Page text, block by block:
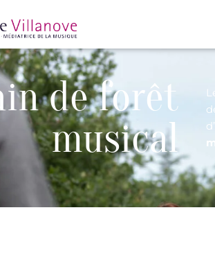
de forêt
musical